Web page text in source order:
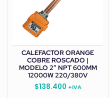
CALEFACTOR ORANGE
COBRE ROSCADO |
MODELO 2” NPT 600MM
12000W 220/380V
$138.400 +IVA